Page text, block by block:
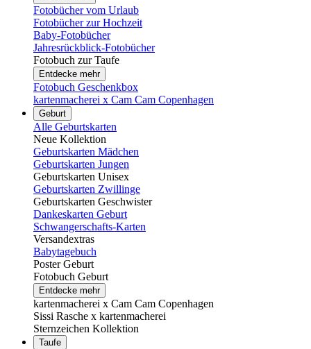
Fotobücher vom Urlaub
Fotobücher zur Hochzeit
Baby-Fotobücher
Jahresrückblick-Fotobücher
Fotobuch zur Taufe
Entdecke mehr
Fotobuch Geschenkbox
kartenmacherei x Cam Cam Copenhagen
Geburt
Alle Geburtskarten
Neue Kollektion
Geburtskarten Mädchen
Geburtskarten Jungen
Geburtskarten Unisex
Geburtskarten Zwillinge
Geburtskarten Geschwister
Dankeskarten Geburt
Schwangerschafts-Karten
Versandextras
Babytagebuch
Poster Geburt
Fotobuch Geburt
Entdecke mehr
kartenmacherei x Cam Cam Copenhagen
Sissi Rasche x kartenmacherei
Sternzeichen Kollektion
Taufe